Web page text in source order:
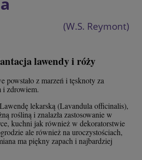
(W.S. Reymont)
lawendy i róży
powstało z marzeń i tęsknoty za
i zdrowiem.
lekarską (Lavandula officinalis),
rośliną i znalazła zastosowanie w
kuchni jak również w dekoratorstwie
ale również na uroczystościach,
ma piękny zapach i najbardziej